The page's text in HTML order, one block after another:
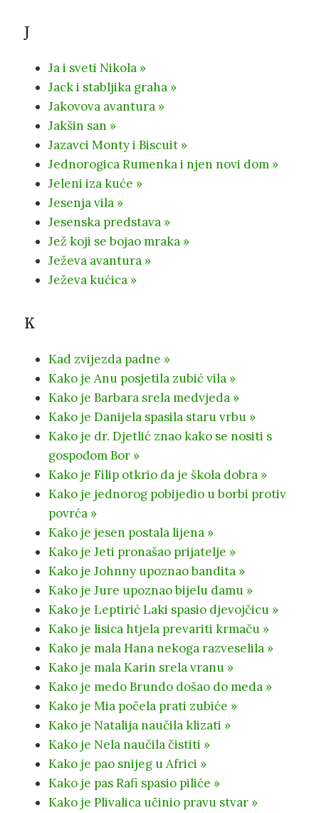
J
Ja i sveti Nikola »
Jack i stabljika graha »
Jakovova avantura »
Jakšin san »
Jazavci Monty i Biscuit »
Jednorogica Rumenka i njen novi dom »
Jeleni iza kuće »
Jesenja vila »
Jesenska predstava »
Jež koji se bojao mraka »
Ježeva avantura »
Ježeva kućica »
K
Kad zvijezda padne »
Kako je Anu posjetila zubić vila »
Kako je Barbara srela medvjeda »
Kako je Danijela spasila staru vrbu »
Kako je dr. Djetlić znao kako se nositi s
gospođom Bor »
Kako je Filip otkrio da je škola dobra »
Kako je jednorog pobijedio u borbi protiv
povrća »
Kako je jesen postala lijena »
Kako je Jeti pronašao prijatelje »
Kako je Johnny upoznao bandita »
Kako je Jure upoznao bijelu damu »
Kako je Leptirić Laki spasio djevojčicu »
Kako je lisica htjela prevariti krmaču »
Kako je mala Hana nekoga razveselila »
Kako je mala Karin srela vranu »
Kako je medo Brundo došao do meda »
Kako je Mia počela prati zubiće »
Kako je Natalija naučila klizati »
Kako je Nela naučila čistiti »
Kako je pao snijeg u Africi »
Kako je pas Rafi spasio piliće »
Kako je Plivalica učinio pravu stvar »